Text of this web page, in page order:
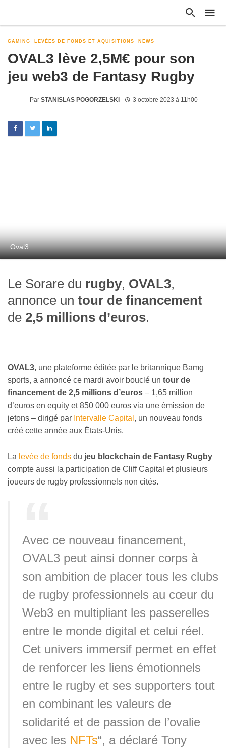
GAMING LEVÉES DE FONDS ET AQUISITIONS NEWS
OVAL3 lève 2,5M€ pour son
jeu web3 de Fantasy Rugby
Par STANISLAS POGORZELSKI 3 octobre 2023 à 11h00
Oval3
Le Sorare du rugby, OVAL3,
annonce un tour de financement
de 2,5 millions d’euros.
OVAL3, une plateforme éditée par le britannique Bamg
sports, a annoncé ce mardi avoir bouclé un tour de
financement de 2,5 millions d’euros – 1,65 million
d’euros en equity et 850 000 euros via une émission de
jetons – dirigé par Intervalle Capital , un nouveau fonds
créé cette année aux États-Unis.
La levée de fonds du jeu blockchain de Fantasy Rugby
compte aussi la participation de Cliff Capital et plusieurs
joueurs de rugby professionnels non cités.
Avec ce nouveau financement,
OVAL3 peut ainsi donner corps à
son ambition de placer tous les clubs
de rugby professionnels au cœur du
Web3 en multipliant les passerelles
entre le monde digital et celui réel.
Cet univers immersif permet en effet
de renforcer les liens émotionnels
entre le rugby et ses supporters tout
en combinant les valeurs de
solidarité et de passion de l’ovalie
avec les NFTs“, a déclaré Tony